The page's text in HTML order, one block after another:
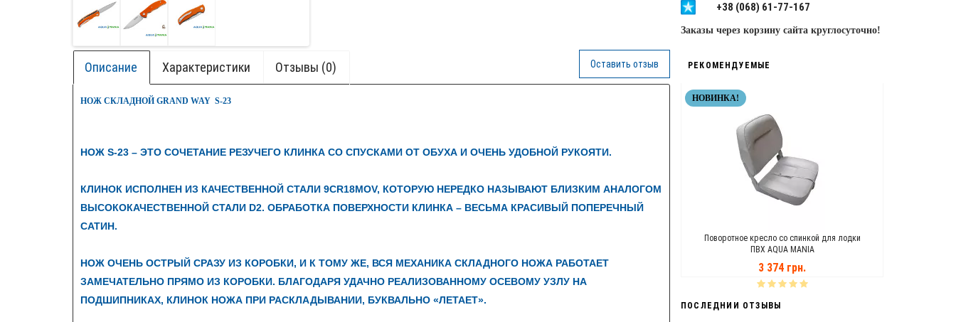
Оставить отзыв
Описание Характеристики Отзывы (0)
НОЖ СКЛАДНОЙ GRAND WAY S-23
НОЖ S-23 – ЭТО СОЧЕТАНИЕ РЕЗУЧЕГО КЛИНКА СО СПУСКАМИ ОТ ОБУХА И ОЧЕНЬ УДОБНОЙ РУКОЯТИ.
КЛИНОК ИСПОЛНЕН ИЗ КАЧЕСТВЕННОЙ СТАЛИ 9СR18MOV, КОТОРУЮ НЕРЕДКО НАЗЫВАЮТ БЛИЗКИМ АНАЛОГОМ
ВЫСОКОКАЧЕСТВЕННОЙ СТАЛИ D2. ОБРАБОТКА ПОВЕРХНОСТИ КЛИНКА – ВЕСЬМА КРАСИВЫЙ ПОПЕРЕЧНЫЙ
САТИН.
НОЖ ОЧЕНЬ ОСТРЫЙ СРАЗУ ИЗ КОРОБКИ, И К ТОМУ ЖЕ, ВСЯ МЕХАНИКА СКЛАДНОГО НОЖА РАБОТАЕТ
ЗАМЕЧАТЕЛЬНО ПРЯМО ИЗ КОРОБКИ. БЛАГОДАРЯ УДАЧНО РЕАЛИЗОВАННОМУ ОСЕВОМУ УЗЛУ НА
ПОДШИПНИКАХ, КЛИНОК НОЖА ПРИ РАСКЛАДЫВАНИИ, БУКВАЛЬНО «ЛЕТАЕТ».
+38 (068) 61-77-167
Заказы через корзину сайта круглосуточно!
РЕКОМЕНДУЕМЫЕ
65 520 грн. 2 734 грн.
НОВИНКА!
Поворотное кресло со спинкой для лодки
ПВХ AQUA MANIA
3 374 грн.
ПОСЛЕДНИИ ОТЗЫВЫ